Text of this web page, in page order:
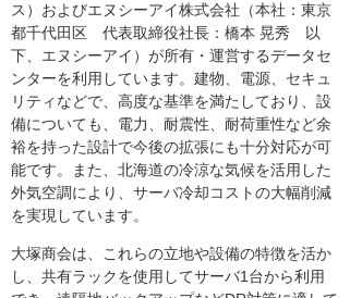
ス）およびエヌシーアイ株式会社（本社：東京
都千代田区 代表取締役社長：橋本 晃秀 以
下、エヌシーアイ）が所有・運営するデータセ
ンターを利用しています。建物、電源、セキュ
リティなどで、高度な基準を満たしており、設
備についても、電力、耐震性、耐荷重性など余
裕を持った設計で今後の拡張にも十分対応が可
能です。また、北海道の冷涼な気候を活用した
外気空調により、サーバ冷却コストの大幅削減
を実現しています。
大塚商会は、これらの立地や設備の特徴を活か
し、共有ラックを使用してサーバ1台から利用